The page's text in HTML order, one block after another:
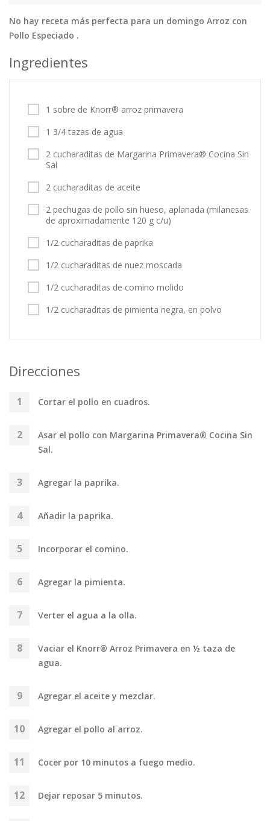
Tortas Vegetales
Vegetarian…
Tips y Trucos
Entrar / Registrarse
No hay receta más perfecta para un domingo Arroz con
Pollo Especiado .
Ingredientes
1 sobre de Knorr® arroz primavera
1 3/4 tazas de agua
2 cucharaditas de Margarina Primavera® Cocina Sin
Sal
2 cucharaditas de aceite
2 pechugas de pollo sin hueso, aplanada (milanesas
de aproximadamente 120 g c/u)
1/2 cucharaditas de paprika
1/2 cucharaditas de nuez moscada
1/2 cucharaditas de comino molido
1/2 cucharaditas de pimienta negra, en polvo
Direcciones
Cortar el pollo en cuadros.
Asar el pollo con Margarina Primavera® Cocina Sin
Sal.
Agregar la paprika.
Añadir la paprika.
Incorporar el comino.
Agregar la pimienta.
Verter el agua a la olla.
Vaciar el Knorr® Arroz Primavera en ½ taza de
agua.
Agregar el aceite y mezclar.
Agregar el pollo al arroz.
Cocer por 10 minutos a fuego medio.
Dejar reposar 5 minutos.